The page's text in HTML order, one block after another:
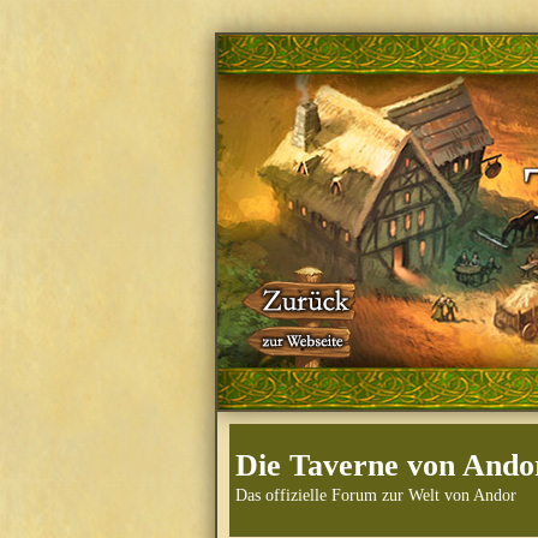
Die Taverne von
Das offizielle Forum zur Welt von Andor